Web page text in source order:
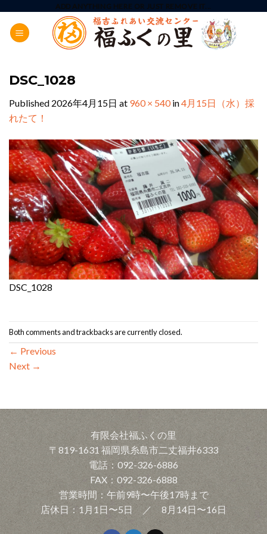
content
ADD ANYTHING HERE OR JUST REMOVE IT...
DSC_1028
Published 2026年4月15日 at 960 × 540in4月15日（水）採
れたて！
DSC_1028
Both comments and trackbacks are currently closed.
← Previous
Next →
有限会社福ふくの里
〒819-1631 福岡県糸島市二丈福井6333
電話：092-326-6886
FAX：092-326-6888
営業時間：午前9時〜午後17時まで
店休日：1月1日〜5日 ／ 8月14日〜16日